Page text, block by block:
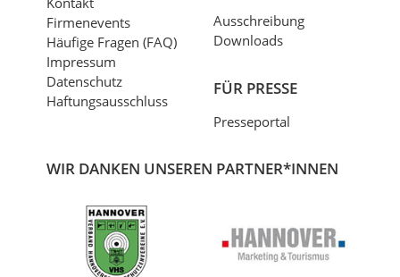
WIR DANKEN UNSEREN PARTNER*INNEN
Firmenevents
Häufige Fragen (FAQ)
Impressum
Datenschutz
Haftungsausschluss
Ausschreibung
Downloads
FÜR PRESSE
Presseportal